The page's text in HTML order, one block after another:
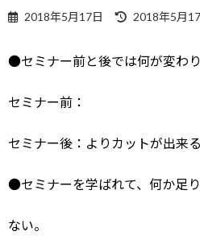
2018年5月17日
最
新
2018年5月
●セミナー前と後では何が変わ
セミナー前：
セミナー後：よりカットが出来
●セミナーを学ばれて、何か足
ない。